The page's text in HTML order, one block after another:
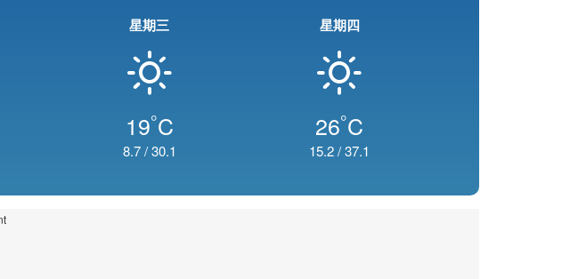
星期三
19°C
8.7/30.1
星期四
26°C
15.2/37.1